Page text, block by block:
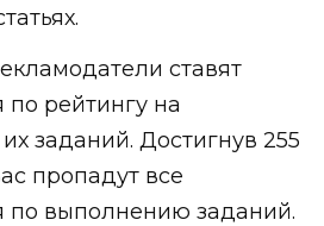
ставят
по рейтингу на
заданий. Достигнув 255
пропадут все
по выполнению заданий.